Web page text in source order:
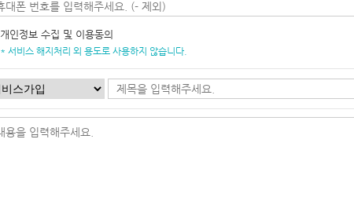
개인정보 수집 및 이용동의
* 서비스 해지처리 외 용도로 사용하지 않습니다.